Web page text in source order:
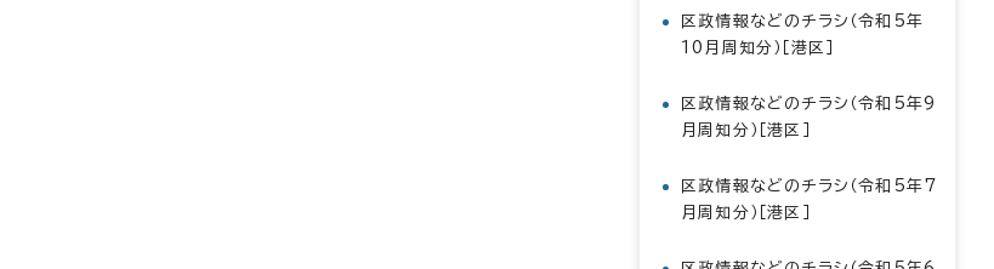
区政情報などのチラシ（令和5年
10月周知分）［港区］
区政情報などのチラシ（令和5年9
月周知分）［港区］
区政情報などのチラシ（令和5年7
月周知分）［港区］